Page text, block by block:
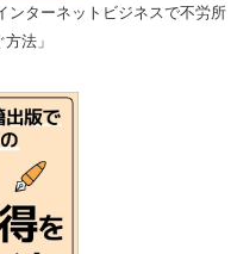
ンターネットビジネスで不労所
法」